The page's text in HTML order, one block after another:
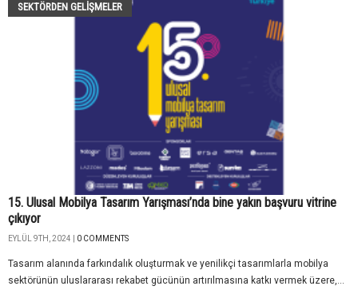
SEKTÖRDEN GELIŞMELER
15. Ulusal Mobilya Tasarım Yarışması’nda bine yakın başvuru vitrine
çıkıyor
EYLÜL 9TH, 2024 | 0 COMMENTS
Tasarım alanında farkındalık oluşturmak ve yenilikçi tasarımlarla mobilya
sektörünün uluslararası rekabet gücünün artırılmasına katkı vermek üzere,...